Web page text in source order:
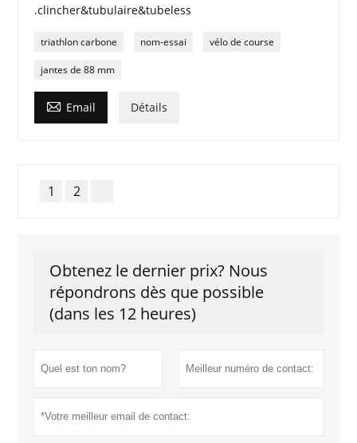
.clincher&tubulaire&tubeless
triathlon carbone nom-essai vélo de course
jantes de 88 mm
 Email Détails
1 2
Obtenez le dernier prix? Nous
répondrons dès que possible
(dans les 12 heures)